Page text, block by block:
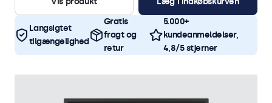
Langsigtet
tilgængelighed
Gratis
fragt og
retur
5.000+
kundeanmeldelser,
4,8/5 stjerner